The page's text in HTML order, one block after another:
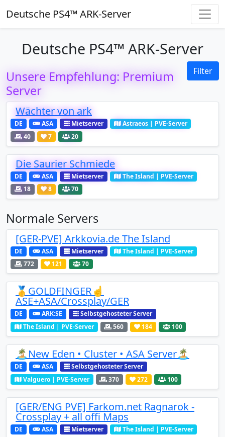
Deutsche PS4™ ARK-Server
Deutsche PS4™ ARK-Server
Filter
Unsere Empfehlung: Premium
Server
Wächter von ark
DE ASA Mietserver
Astraeos | PVE-Server
40
7 20
Die Saurier Schmiede
DE ASA Mietserver
The Island | PVE-Server
18
8 70
Normale Servers
[GER-PVE] Arkkovia.de The Island
DE ASA Mietserver
The Island | PVE-Server
772
121 70
🥇GOLDFINGER☝️
ASE+ASA/Crossplay/GER
DE ARK:SE
Selbstgehosteter Server
The Island | PVE-Server
560 184 100
🏝️New Eden • Cluster • ASA Server🏝️
DE ASA
Selbstgehosteter Server
Valguero | PVE-Server
370 272 100
[GER/ENG PVE] Farkom.net Ragnarok -
Crossplay + all offi Maps
DE ASA Mietserver
The Island | PVE-Server